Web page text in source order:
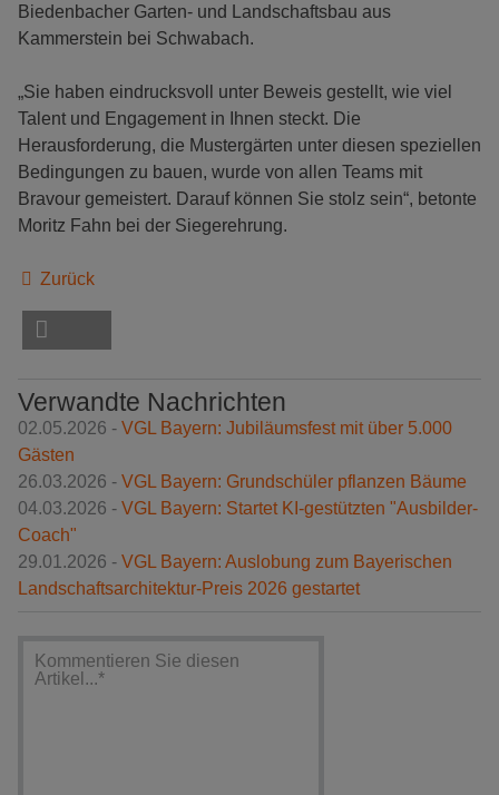
Biedenbacher Garten- und Landschaftsbau aus
Kammerstein bei Schwabach.
„Sie haben eindrucksvoll unter Beweis gestellt, wie viel
Talent und Engagement in Ihnen steckt. Die
Herausforderung, die Mustergärten unter diesen speziellen
Bedingungen zu bauen, wurde von allen Teams mit
Bravour gemeistert. Darauf können Sie stolz sein“, betonte
Moritz Fahn bei der Siegerehrung.
Zurück
Verwandte Nachrichten
02.05.2026 - VGL Bayern: Jubiläumsfest mit über 5.000
Gästen
26.03.2026 - VGL Bayern: Grundschüler pflanzen Bäume
04.03.2026 - VGL Bayern: Startet KI-gestützten "Ausbilder-
Coach"
29.01.2026 - VGL Bayern: Auslobung zum Bayerischen
Landschaftsarchitektur-Preis 2026 gestartet